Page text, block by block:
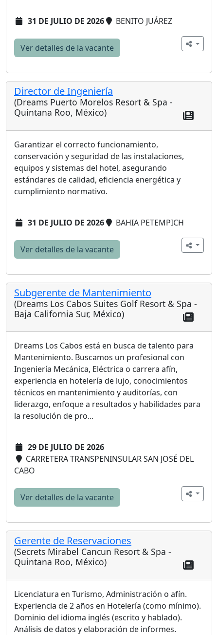
31 DE JULIO DE 2026 BENITO JUÁREZ
Ver detalles de la vacante
Director de Ingeniería
(Dreams Puerto Morelos Resort & Spa -
Quintana Roo, México)
Garantizar el correcto funcionamiento,
conservación y seguridad de las instalaciones,
equipos y sistemas del hotel, asegurando
estándares de calidad, eficiencia energética y
cumplimiento normativo.
31 DE JULIO DE 2026 BAHIA PETEMPICH
Ver detalles de la vacante
Subgerente de Mantenimiento
(Dreams Los Cabos Suites Golf Resort & Spa -
Baja California Sur, México)
Dreams Los Cabos está en busca de talento para
Mantenimiento. Buscamos un profesional con
Ingeniería Mecánica, Eléctrica o carrera afín,
experiencia en hotelería de lujo, conocimientos
técnicos en mantenimiento y auditorías, con
liderazgo, enfoque a resultados y habilidades para
la resolución de pro...
29 DE JULIO DE 2026
CARRETERA TRANSPENINSULAR SAN JOSÉ DEL
CABO
Ver detalles de la vacante
Gerente de Reservaciones
(Secrets Mirabel Cancun Resort & Spa -
Quintana Roo, México)
Licenciatura en Turismo, Administración o afín.
Experiencia de 2 años en Hotelería (como mínimo).
Dominio del idioma inglés (escrito y hablado).
Análisis de datos y elaboración de informes.